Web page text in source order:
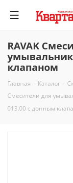
RAVAK
клапаном
Главная - Каталог -
Смесители для
013.00 с донным